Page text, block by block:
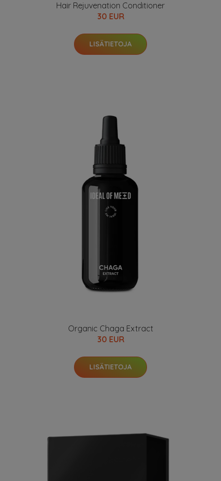
Hair Rejuvenation Conditioner
30 EUR
LISÄTIETOJA
Organic Chaga Extract
30 EUR
LISÄTIETOJA